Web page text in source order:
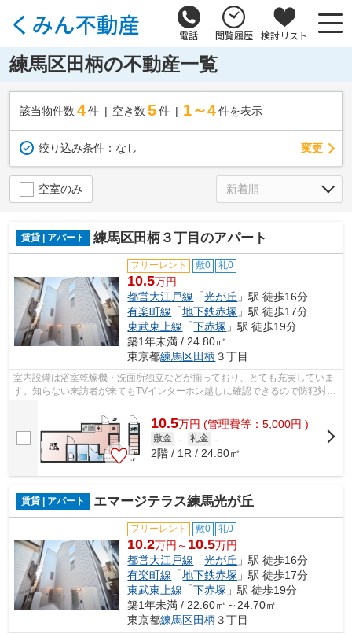
電話 閲覧履歴 検討リスト
練馬区田柄の不動産一覧
該当物件数 4件 空き数 5 件 1～4 件を表示
絞り込み条件： なし 変更
空室のみ
賃貸 | アパート 練馬区田柄３丁目のアパート
フリーレント 敷0 礼0
10.5万円
都営大江戸線 「光が丘 」駅 徒歩16分
有楽町線 「地下鉄赤塚 」駅 徒歩17分
東武東上線 「下赤塚 」駅 徒歩19分
築1年未満 / 24.80㎡
東京都練馬区田柄 ３丁目
室内設備は浴室乾燥機・洗面所独立などが揃っており、とても充実していま
す。知らない来訪者が来てもTVインターホン越しに確認できるので防犯対策
として優れております。共用部には宅...
10.5万円 (管理費等：5,000円 )
敷金 - 礼金 -
2階 / 1R / 24.80㎡
賃貸 | アパート エマージテラス練馬光が丘
フリーレント 敷0 礼0
10.2万円～ 10.5万円
都営大江戸線 「光が丘 」駅 徒歩16分
有楽町線 「地下鉄赤塚 」駅 徒歩17分
東武東上線 「下赤塚 」駅 徒歩19分
築1年未満 / 22.60㎡～24.70㎡
東京都練馬区田柄 ３丁目